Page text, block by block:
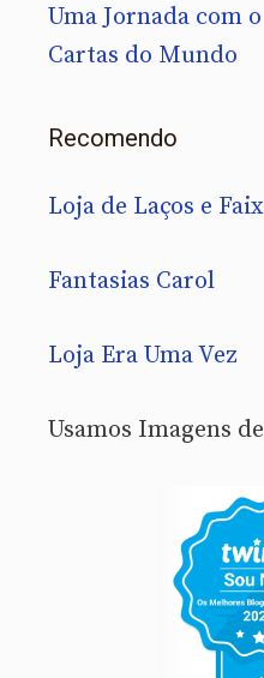
Uma Jornada com
Cartas do Mundo
Recomendo
Loja de Laços e
Fantasias Carol
Loja Era Uma Vez
Usamos Imagens